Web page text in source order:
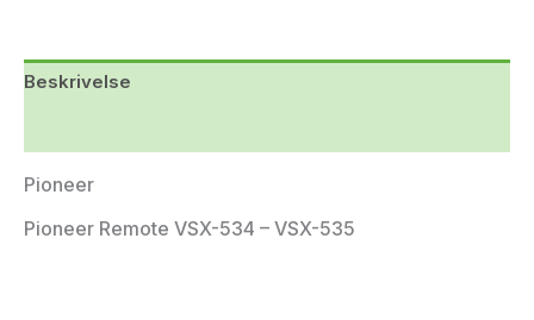
Beskrivelse
Pioneer
Pioneer Remote VSX-534 – VSX-535